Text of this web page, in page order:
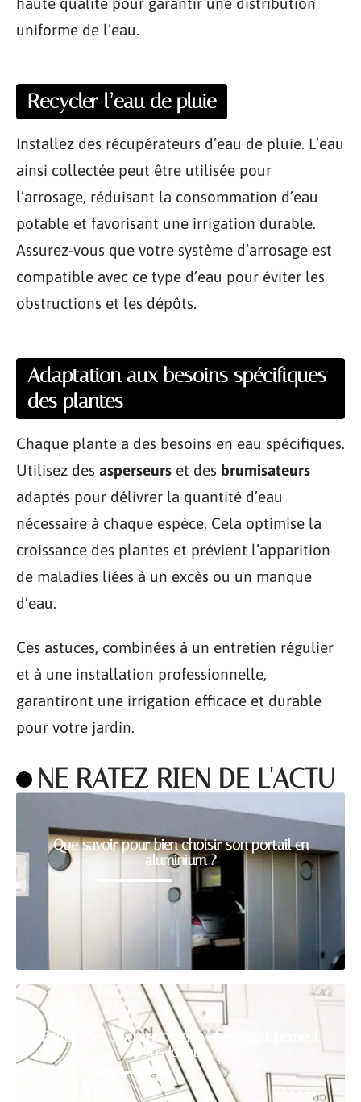
uniforme de l’eau.
Recycler l’eau de pluie
Installez des récupérateurs d’eau de pluie. L’eau
ainsi collectée peut être utilisée pour
l’arrosage, réduisant la consommation d’eau
potable et favorisant une irrigation durable.
Assurez-vous que votre système d’arrosage est
compatible avec ce type d’eau pour éviter les
obstructions et les dépôts.
Adaptation aux besoins spécifiques
des plantes
Chaque plante a des besoins en eau spécifiques.
Utilisez des asperseurs et des brumisateurs
adaptés pour délivrer la quantité d’eau
nécessaire à chaque espèce. Cela optimise la
croissance des plantes et prévient l’apparition
de maladies liées à un excès ou un manque
d’eau.
Ces astuces, combinées à un entretien régulier
et à une installation professionnelle,
garantiront une irrigation efficace et durable
pour votre jardin.
NE RATEZ RIEN DE L'ACTU
Que savoir pour bien choisir son portail en
aluminium ?
Entreprises : pourquoi rénover énergétiquement
vos locaux ?